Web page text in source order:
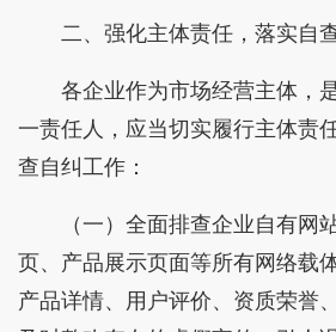
二、强化主体责任，落实自
各企业作为市场经营主体，
一责任人，应当切实履行主体责
查自纠工作：
（一）全面排查企业自有网
页、产品展示页面等所有网络载
产品详情、用户评价、资质荣誉